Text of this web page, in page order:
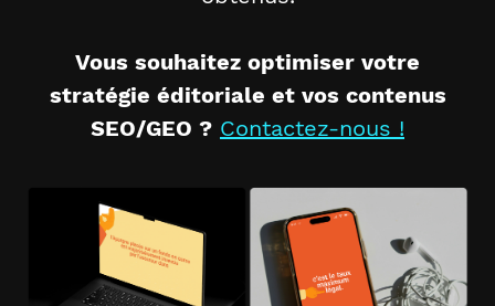
Vous souhaitez optimiser votre
stratégie éditoriale et vos contenus
SEO/GEO ? Contactez-nous !